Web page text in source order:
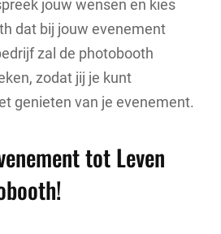
jouw wensen en kies
dat bij jouw evenement
zal de photobooth
zodat jij je kunt
genieten van je evenement.
tot Leven